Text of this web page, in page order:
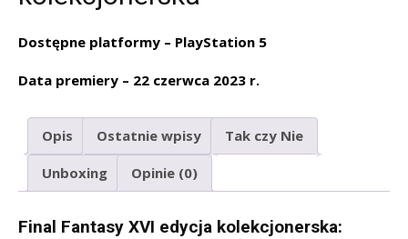
Dostępne platformy – PlayStation 5
Data premiery – 22 czerwca 2023 r.
Opis Ostatnie wpisy Tak czy Nie
Unboxing Opinie (0)
Final Fantasy XVI edycja kolekcjonerska: